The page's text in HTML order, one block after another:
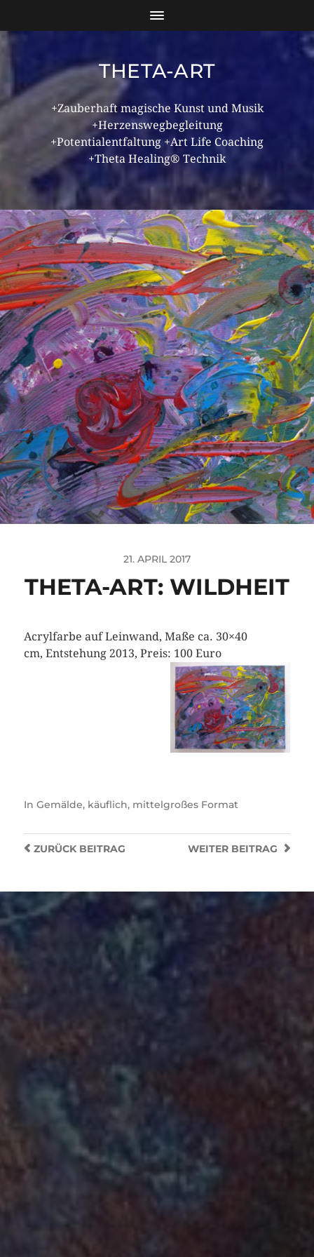
THETA-ART
+Zauberhaft magische Kunst und Musik
+Herzenswegbegleitung
+Potentialentfaltung +Art Life Coaching
+Theta Healing® Technik
21. APRIL 2017
THETA-ART: WILDHEIT
Acrylfarbe auf Leinwand, Maße ca. 30×40
cm, Entstehung 2013, Preis: 100 Euro
In Gemälde, käuflich, mittelgroßes Format
WEITER BEITRAG
ZURÜCKBEITRAG